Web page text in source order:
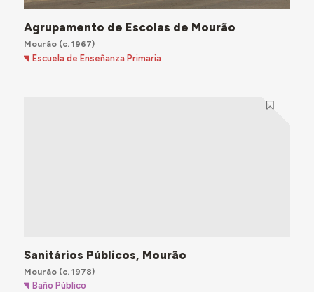
Agrupamento de Escolas de Mourão
Mourão(c. 1967)
Escuela de Enseñanza Primaria
Sanitários Públicos, Mourão
Mourão(c. 1978)
Baño Público